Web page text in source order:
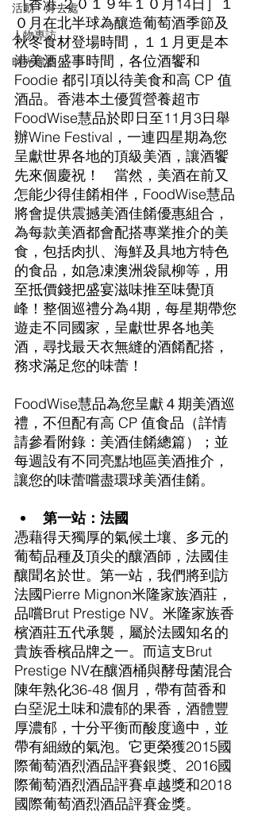
活動・好去處
人物專訪
時光檔案
０月在北半球為釀造葡萄酒季節及
秋冬食材登場時間，１１月更是本
港美酒盛事時間，各位酒饗和
Foodie 都引項以待美食和高 CP 值
酒品。香港本土優質營養超市
FoodWise慧品於即日至11月3日舉
辦Wine Festival，一連四星期為您
呈獻世界各地的頂級美酒，讓酒饗
先來個慶祝！　當然，美酒在前又
怎能少得佳餚相伴，FoodWise慧品
將會提供震撼美酒佳餚優惠組合，
為每款美酒都會配搭專業推介的美
食，包括肉扒、海鮮及具地方特色
的食品，如急凍澳洲袋鼠柳等，用
至抵價錢把盛宴滋味推至味覺頂
峰！整個巡禮分為4期，每星期帶您
遊走不同國家，呈獻世界各地美
酒，尋找最天衣無縫的酒餚配搭，
務求滿足您的味蕾！
FoodWise慧品為您呈獻４期美酒巡
禮，不但配有高 CP 值食品（詳情
請參看附錄：美酒佳餚總篇）；並
每週設有不同亮點地區美酒推介，
讓您的味蕾嚐盡環球美酒佳餚。
第一站：法國
憑藉得天獨厚的氣候土壤、多元的
葡萄品種及頂尖的釀酒師，法國佳
釀聞名於世。第一站，我們將到訪
法國Pierre Mignon米隆家族酒莊，
品嚐Brut Prestige NV。米隆家族香
檳酒莊五代承襲，屬於法國知名的
貴族香檳品牌之一。而這支Brut
Prestige NV在釀酒桶與酵母菌混合
陳年熟化36-48 個月，帶有茴香和
白堊泥土味和濃郁的果香，酒體豐
厚濃郁，十分平衡而酸度適中，並
帶有細緻的氣泡。它更榮獲2015國
際葡萄酒烈酒品評賽銀獎、2016國
際葡萄酒烈酒品評賽卓越獎和2018
國際葡萄酒烈酒品評賽金獎。